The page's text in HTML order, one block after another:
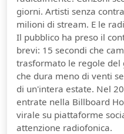
giorni. Artisti senza
milioni di stream. E le
Il pubblico ha preso il
brevi: 15 secondi che
trasformato le regole del
che dura meno di venti
di un'intera estate. Nel
entrate nella Billboard
virale su piattaforme
attenzione radiofonica.